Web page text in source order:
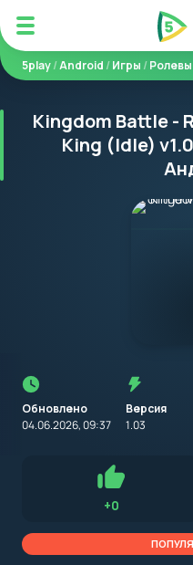
5play/Android /Игры /
Kingdom Battle -
King (Idle)
Обновлено
04.06.2026, 09:37
Версия
1.03
обращать внимание на
OS. Мы указываем
+0Нравится